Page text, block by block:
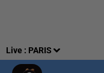
Live : PARIS